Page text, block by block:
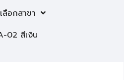
เลือกสาขา
02 สีเงิน